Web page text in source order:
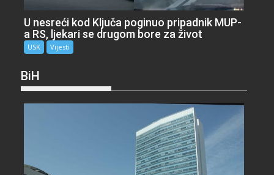
U nesreći kod Ključa poginuo pripadnik MUP-
a RS, ljekari se drugom bore za život
USK Vijesti
BiH